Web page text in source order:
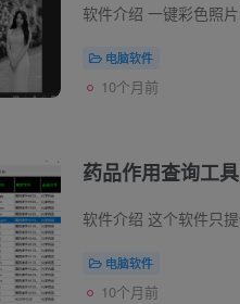
电脑软件
10个月前
药品作用查询工具
电脑软件
10个月前